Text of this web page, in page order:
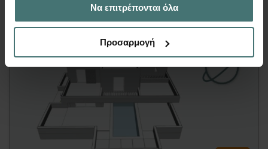
των υπηρεσιών τους.Να επιτρέπονται όλα
Προσαρμογή